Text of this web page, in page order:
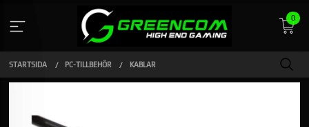
innehåll
0
STARTSIDA PC-TILLBEHÖR KABLAR